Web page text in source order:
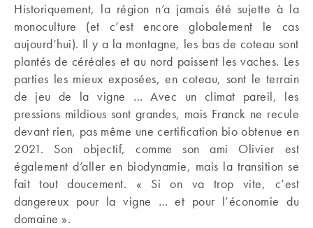
Historiquement, la région n’a jamais été sujette à la
monoculture (et c’est encore globalement le cas
aujourd’hui). Il y a la montagne, les bas de coteau sont
plantés de céréales et au nord paissent les vaches. Les
parties les mieux exposées, en coteau, sont le terrain
de jeu de la vigne … Avec un climat pareil, les
pressions mildious sont grandes, mais Franck ne recule
devant rien, pas même une certification bio obtenue en
2021. Son objectif, comme son ami Olivier est
également d’aller en biodynamie, mais la transition se
fait tout doucement. « Si on va trop vite, c’est
dangereux pour la vigne … et pour l’économie du
domaine ».